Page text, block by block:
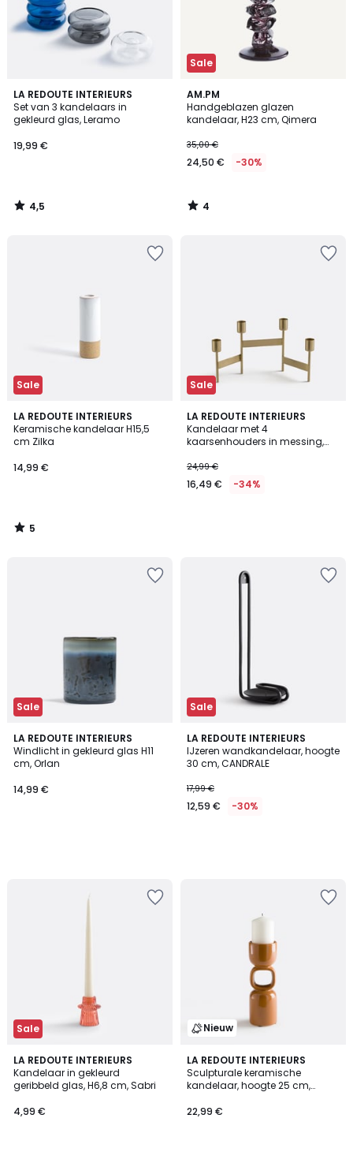
LA REDOUTE INTERIEURS
Set van 3 kandelaars in
gekleurd glas, Leramo
19,99 €
4,5
/ 5
4,5
/
Sale
AM.PM
Handgeblazen glazen
kandelaar, H23 cm, Qimera
35,00 €
24,50 € -30%
4
/
5
4
/
Sale
LA REDOUTE INTERIEURS
Keramische kandelaar H15,5
cm Zilka
14,99 €
5
/
5
5
/
Sale
LA REDOUTE INTERIEURS
Kandelaar met 4
kaarsenhouders in messing,
24,99 €
16,49 € -34%
Sale
LA REDOUTE INTERIEURS
Windlicht in gekleurd glas H11
cm, Orlan
14,99 €
Sale
LA REDOUTE INTERIEURS
IJzeren wandkandelaar, hoogte
30 cm, CANDRALE
17,99 €
12,59 € -30%
Sale
LA REDOUTE INTERIEURS
Kandelaar in gekleurd
geribbeld glas, H6,8 cm, Sabri
4,99 €
5
/
5
Nieuw
LA REDOUTE INTERIEURS
Sculpturale keramische
kandelaar, hoogte 25 cm,
22,99 €